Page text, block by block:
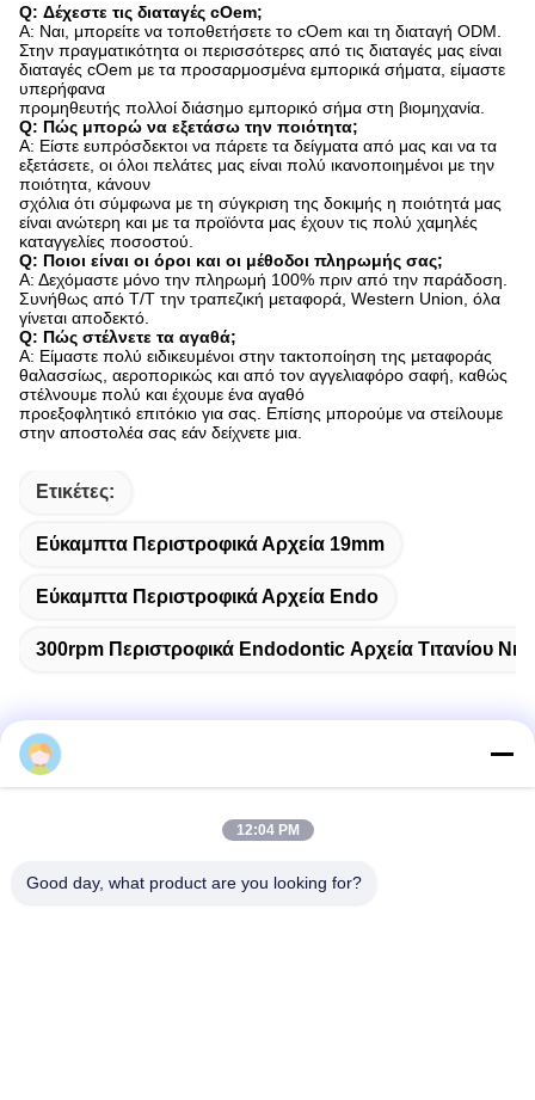
Q: Δέχεστε τις διαταγές cOem;
Α: Ναι, μπορείτε να τοποθετήσετε το cOem και τη διαταγή ODM.
Στην πραγματικότητα οι περισσότερες από τις διαταγές μας είναι
διαταγές cOem με τα προσαρμοσμένα εμπορικά σήματα, είμαστε
υπερήφανα
προμηθευτής πολλοί διάσημο εμπορικό σήμα στη βιομηχανία.
Q: Πώς μπορώ να εξετάσω την ποιότητα;
Α: Είστε ευπρόσδεκτοι να πάρετε τα δείγματα από μας και να τα
εξετάσετε, οι όλοι πελάτες μας είναι πολύ ικανοποιημένοι με την
ποιότητα, κάνουν
σχόλια ότι σύμφωνα με τη σύγκριση της δοκιμής η ποιότητά μας
είναι ανώτερη και με τα προϊόντα μας έχουν τις πολύ χαμηλές
καταγγελίες ποσοστού.
Q: Ποιοι είναι οι όροι και οι μέθοδοι πληρωμής σας;
Α: Δεχόμαστε μόνο την πληρωμή 100% πριν από την παράδοση.
Συνήθως από T/T την τραπεζική μεταφορά, Western Union, όλα
γίνεται αποδεκτό.
Q: Πώς στέλνετε τα αγαθά;
Α: Είμαστε πολύ ειδικευμένοι στην τακτοποίηση της μεταφοράς
θαλασσίως, αεροπορικώς και από τον αγγελιαφόρο σαφή, καθώς
στέλνουμε πολύ και έχουμε ένα αγαθό
προεξοφλητικό επιτόκιο για σας. Επίσης μπορούμε να στείλουμε
στην αποστολέα σας εάν δείχνετε μια.
Ετικέτες:
Εύκαμπτα Περιστροφικά Αρχεία 19mm
Εύκαμπτα Περιστροφικά Αρχεία Endo
300rpm Περιστροφικά Endodontic Αρχεία Τιτανίου
Γρήγορη επικοινωνία
Νο 2204, οικοδόμηση Α, τετραγωνική No.666 Jincheng
12:04 PM
Good day, what product are you looking for?